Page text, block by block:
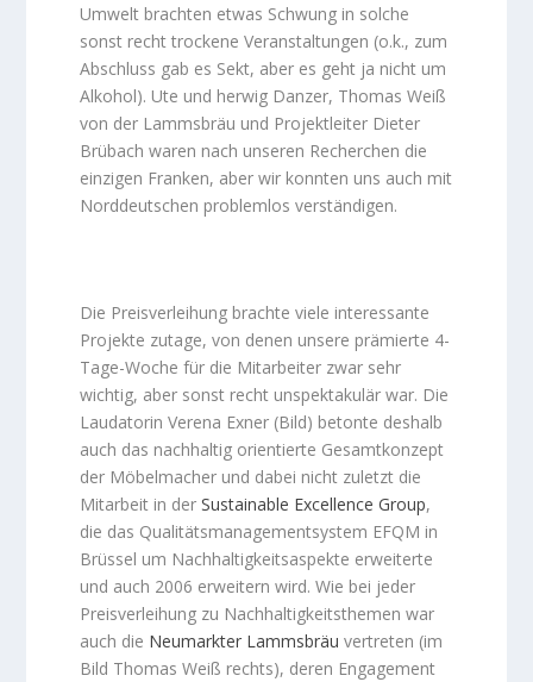
Umwelt brachten etwas Schwung in solche
sonst recht trockene Veranstaltungen (o.k., zum
Abschluss gab es Sekt, aber es geht ja nicht um
Alkohol). Ute und herwig Danzer, Thomas Weiß
von der Lammsbräu und Projektleiter Dieter
Brübach waren nach unseren Recherchen die
einzigen Franken, aber wir konnten uns auch mit
Norddeutschen problemlos verständigen.
Die Preisverleihung brachte viele interessante
Projekte zutage, von denen unsere prämierte 4-
Tage-Woche für die Mitarbeiter zwar sehr
wichtig, aber sonst recht unspektakulär war. Die
Laudatorin Verena Exner (Bild) betonte deshalb
auch das nachhaltig orientierte Gesamtkonzept
der Möbelmacher und dabei nicht zuletzt die
Mitarbeit in derSustainable Excellence Group,
die das Qualitätsmanagementsystem EFQM in
Brüssel um Nachhaltigkeitsaspekte erweiterte
und auch 2006 erweitern wird. Wie bei jeder
Preisverleihung zu Nachhaltigkeitsthemen war
auch die Neumarkter Lammsbräu vertreten (im
Bild Thomas Weiß rechts), deren Engagement